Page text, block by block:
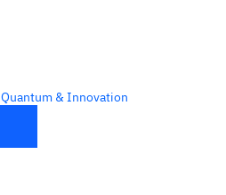
Quantum & Innovation